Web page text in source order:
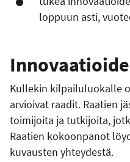
loppuun asti,
Kullekin kilpailuluokalle
arvioivat raadit. Raatien
toimijoita ja tutkijoita,
Raatien kokoonpanot
kuvausten yhteydestä.